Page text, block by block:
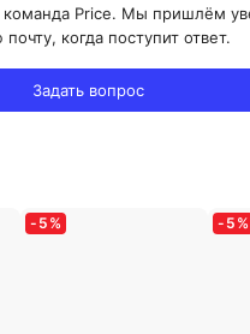
команда Price. Мы пришлём
когда поступит ответ.
Задать вопрос
- 5 % - 5 %